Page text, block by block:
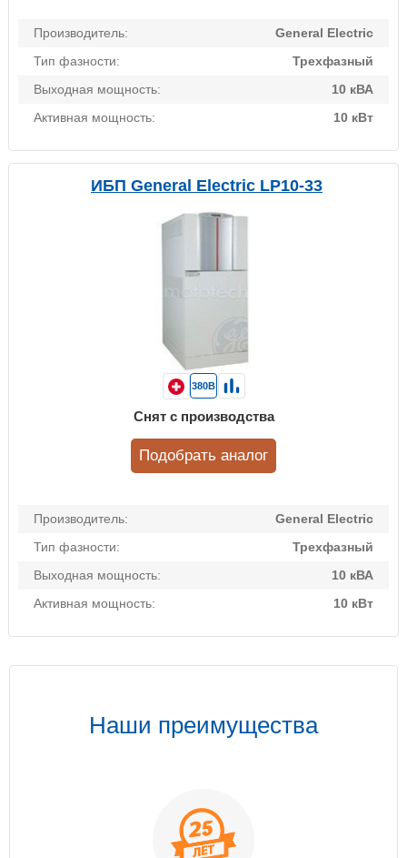
Производитель:
General Electric
Тип фазности:
Трехфазный
Выходная мощность:
10 кВА
Активная мощность:
10 кВт
ИБП General Electric LP10-33
Производитель:
General Electric
Тип фазности:
Трехфазный
Выходная мощность:
10 кВА
Активная мощность:
10 кВт
380В
Снят с производства
Подобрать аналог
Наши преимущества